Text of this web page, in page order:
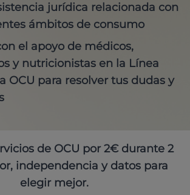
jurídica relacionada con
ámbitos de consumo
el apoyo de médicos,
y nutricionistas en la Línea
OCU para resolver tus dudas y
de OCU por 2€ durante 2
independencia y datos para
elegir mejor.